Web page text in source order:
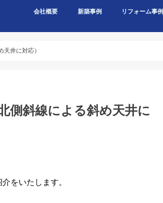
会社概要 新築事例 リフォーム事例
天井に対応）
側斜線による斜め天井に
をいたします。